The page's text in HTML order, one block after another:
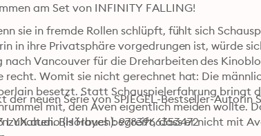
am Set von INFINITY FALLING!
sie in fremde Rollen schlüpft, fühlt sich
in ihre Privatsphäre vorgedrungen ist, würde
nach Vancouver für die Dreharbeiten des
recht. Womit sie nicht gerechnet hat: Die
besetzt. Statt Schauspielerfahrung bringt
mit, den Aven eigentlich meiden wollte.
Bis Hayes begreift, dass er nicht mit
der neuen Serie von SPIEGEL-Bestseller-Autorin
LYX.audio (Hörbuch): 9783966353472